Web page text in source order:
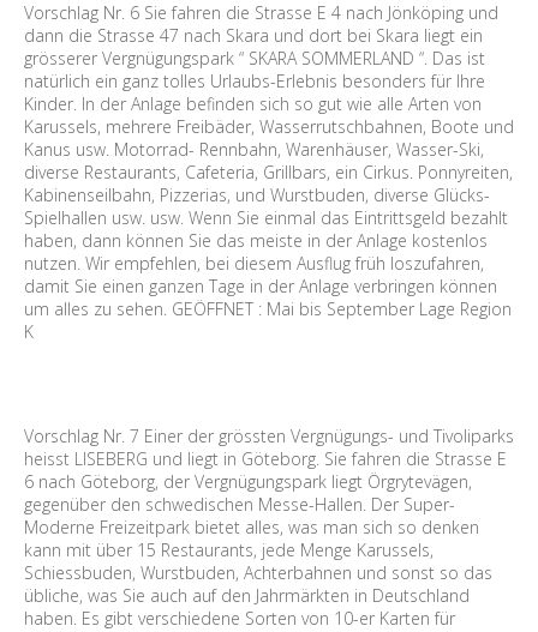
Vorschlag Nr. 6 Sie fahren die Strasse E 4 nach Jönköping und
dann die Strasse 47 nach Skara und dort bei Skara liegt ein
grösserer Vergnügungspark “ SKARA SOMMERLAND “. Das ist
natürlich ein ganz tolles Urlaubs-Erlebnis besonders für Ihre
Kinder. In der Anlage befinden sich so gut wie alle Arten von
Karussels, mehrere Freibäder, Wasserrutschbahnen, Boote und
Kanus usw. Motorrad- Rennbahn, Warenhäuser, Wasser-Ski,
diverse Restaurants, Cafeteria, Grillbars, ein Cirkus. Ponnyreiten,
Kabinenseilbahn, Pizzerias, und Wurstbuden, diverse Glücks-
Spielhallen usw. usw. Wenn Sie einmal das Eintrittsgeld bezahlt
haben, dann können Sie das meiste in der Anlage kostenlos
nutzen. Wir empfehlen, bei diesem Ausflug früh loszufahren,
damit Sie einen ganzen Tage in der Anlage verbringen können
um alles zu sehen. GEÖFFNET : Mai bis September Lage Region
K
Vorschlag Nr. 7 Einer der grössten Vergnügungs- und Tivoliparks
heisst LISEBERG und liegt in Göteborg. Sie fahren die Strasse E
6 nach Göteborg, der Vergnügungspark liegt Örgrytevägen,
gegenüber den schwedischen Messe-Hallen. Der Super-
Moderne Freizeitpark bietet alles, was man sich so denken
kann mit über 15 Restaurants, jede Menge Karussels,
Schiessbuden, Wurstbuden, Achterbahnen und sonst so das
übliche, was Sie auch auf den Jahrmärkten in Deutschland
haben. Es gibt verschiedene Sorten von 10-er Karten für